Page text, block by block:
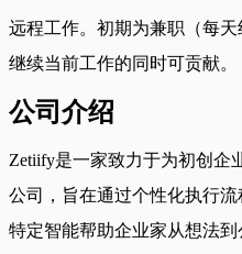
远程工作。初期为兼职（每
继续当前工作的同时可贡献。
公司介绍
Zetiify是一家致力于为初创企
公司，旨在通过个性化执行
特定智能帮助企业家从想法到